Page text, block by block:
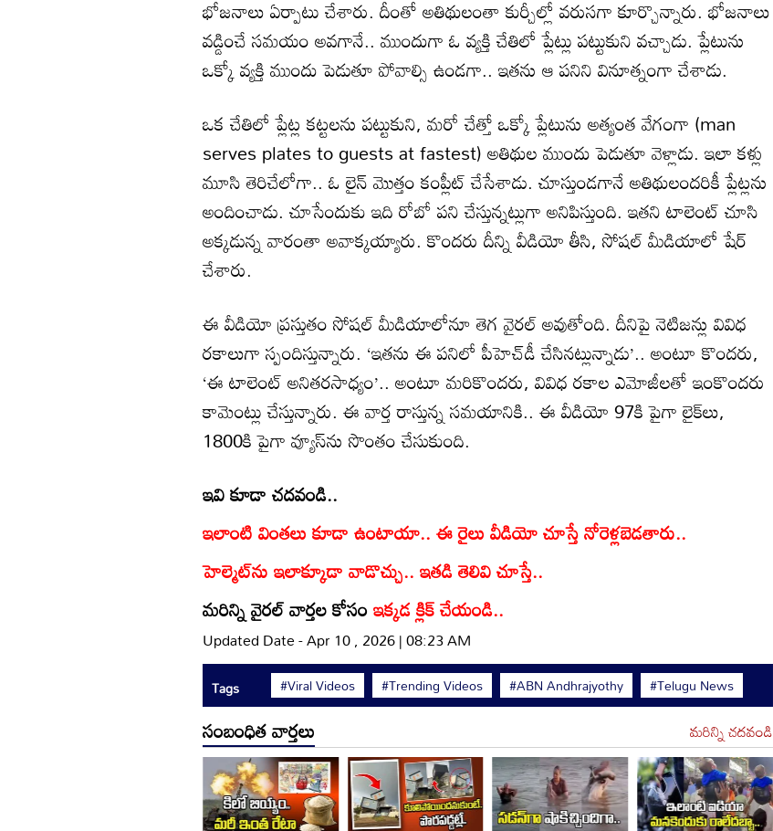
భోజనాలు ఏర్పాటు చేశారు. దీంతో అతిథులంతా కుర్చీల్లో వరుసగా కూర్చొన్నారు. భోజనాలు
వడ్డించే సమయం అవగానే.. ముందుగా ఓ వ్యక్తి చేతిలో ప్లేట్లు పట్టుకుని వచ్చాడు. ప్లేటును
ఒక్కో వ్యక్తి ముందు పెడుతూ పోవాల్సి ఉండగా.. ఇతను ఆ పనిని వినూత్నంగా చేశాడు.
ఒక చేతిలో ప్లేట్ల కట్టలను పట్టుకుని, మరో చేత్తో ఒక్కో ప్లేటును అత్యంత వేగంగా (man
serves plates to guests at fastest) అతిథుల ముందు పెడుతూ వెళ్లాడు. ఇలా కళ్లు
మూసి తెరిచేలోగా.. ఓ లైన్ మొత్తం కంప్లీట్ చేసేశాడు. చూస్తుండగానే అతిథులందరికీ ప్లేట్లను
అందించాడు. చూసేందుకు ఇది రోబో పని చేస్తున్నట్లుగా అనిపిస్తుంది. ఇతని టాలెంట్ చూసి
అక్కడున్న వారంతా అవాక్కయ్యారు. కొందరు దీన్ని వీడియో తీసి, సోషల్ మీడియాలో షేర్
చేశారు.
ఈ వీడియో ప్రస్తుతం సోషల్ మీడియాలోనూ తెగ వైరల్ అవుతోంది. దీనిపై నెటిజన్లు వివిధ
రకాలుగా స్పందిస్తున్నారు. ‘ఇతను ఈ పనిలో పీహెచ్‌డీ చేసినట్లున్నాడు’.. అంటూ కొందరు,
‘ఈ టాలెంట్ అనితరసాధ్యం’.. అంటూ మరికొందరు, వివిధ రకాల ఎమోజీలతో ఇంకొందరు
కామెంట్లు చేస్తున్నారు. ఈ వార్త రాస్తున్న సమయానికి.. ఈ వీడియో 97కి పైగా లైక్‌లు,
1800కి పైగా వ్యూస్‌ను సొంతం చేసుకుంది.
ఇవి కూడా చదవండి..
ఇలాంటి వింతలు కూడా ఉంటాయా.. ఈ రైలు వీడియో చూస్తే నోరెళ్లబెడతారు..
హెల్మెట్‌ను ఇలాక్కూడా వాడొచ్చు.. ఇతడి తెలివి చూస్తే..
మరిన్ని వైరల్ వార్తల కోసంఇక్కడ క్లిక్ చేయండి..
Updated Date - Apr 10 , 2026 | 08:23 AM
Tags #Viral Videos #Trending Videos #ABN Andhrajyothy #Telugu News
సంబంధిత వార్తలు మరిన్ని చదవండి